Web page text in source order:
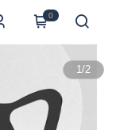
0
1/2